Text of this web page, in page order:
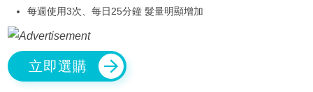
每週使用3次、每日25分鐘 髮量明顯增加
立即選購